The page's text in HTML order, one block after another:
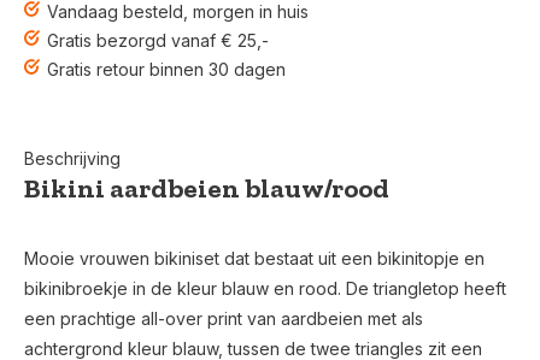
Vandaag besteld, morgen in huis
Gratis bezorgd vanaf € 25,-
Gratis retour binnen 30 dagen
Beschrijving
Bikini aardbeien blauw/rood
Mooie vrouwen bikiniset dat bestaat uit een bikinitopje en
bikinibroekje in de kleur blauw en rood. De triangletop heeft
een prachtige all-over print van aardbeien met als
achtergrond kleur blauw, tussen de twee triangles zit een